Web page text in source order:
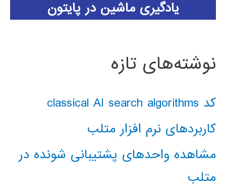
یادگیری ماشین در پایتون
نوشته‌های تازه
کد classical AI search algorithms
کاربردهای نرم افزار متلب
مشاهده واحدهای پشتیبانی شونده در
متلب